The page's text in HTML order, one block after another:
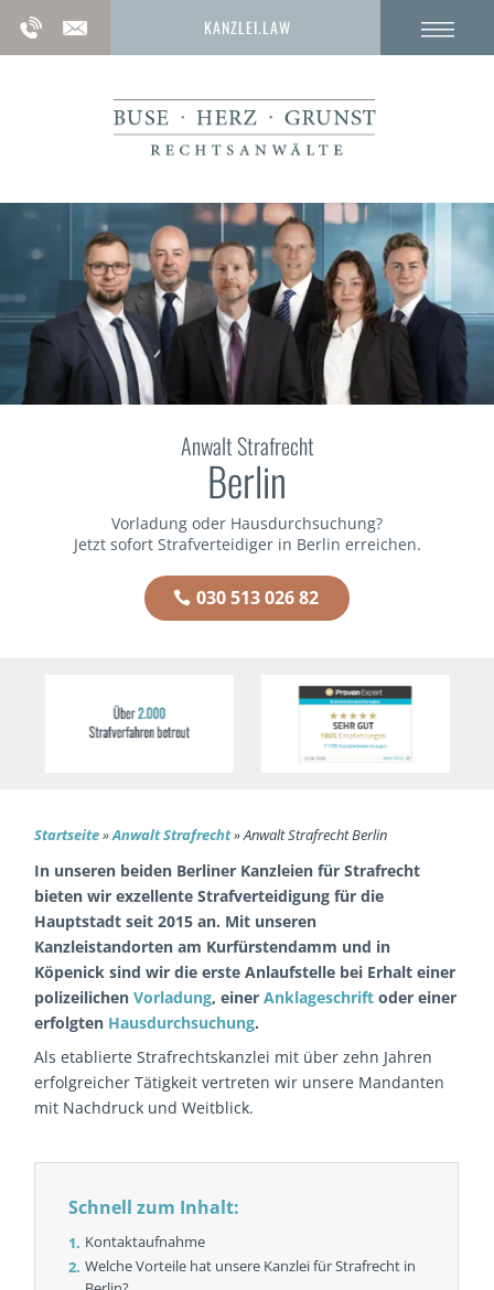
KANZLEI.LAW
Anwalt Strafrecht
Berlin
Vorladung oder Hausdurchsuchung?
Jetzt sofort Strafverteidiger in Berlin erreichen.
030 513 026 82
Startseite»Anwalt Strafrecht»Anwalt Strafrecht Berlin
In unseren beiden Berliner Kanzleien für Strafrecht
bieten wir exzellente Strafverteidigung für die
Hauptstadt seit 2015 an. Mit unseren
Kanzleistandorten am Kurfürstendamm und in
Köpenick sind wir die erste Anlaufstelle bei Erhalt einer
polizeilichenVorladung, einerAnklageschrift oder einer
erfolgten Hausdurchsuchung.
Als etablierte Strafrechtskanzlei mit über zehn Jahren
erfolgreicher Tätigkeit vertreten wir unsere Mandanten
mit Nachdruck und Weitblick.
Schnell zum Inhalt:
Kontaktaufnahme
Welche Vorteile hat unsere Kanzlei für Strafrecht in